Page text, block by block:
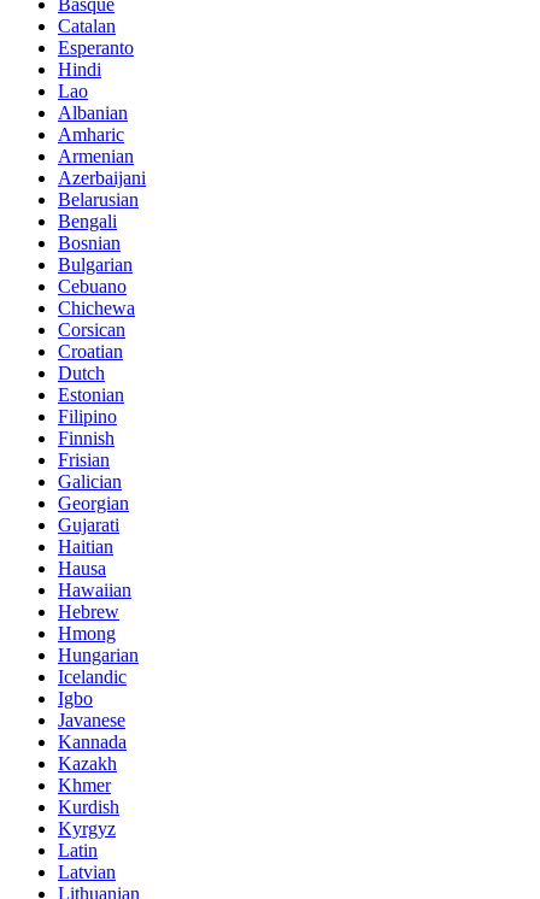
Catalan
Esperanto
Hindi
Lao
Albanian
Amharic
Armenian
Azerbaijani
Belarusian
Bengali
Bosnian
Bulgarian
Cebuano
Chichewa
Corsican
Croatian
Dutch
Estonian
Filipino
Finnish
Frisian
Galician
Georgian
Gujarati
Haitian
Hausa
Hawaiian
Hebrew
Hmong
Hungarian
Icelandic
Igbo
Javanese
Kannada
Kazakh
Khmer
Kurdish
Kyrgyz
Latin
Latvian
Lithuanian